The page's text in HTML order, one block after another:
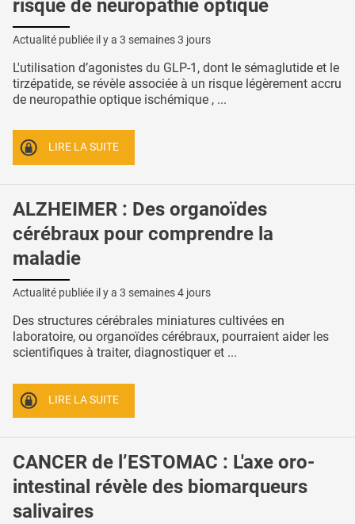
risque de neuropathie optique
Actualité publiée il y a 3 semaines 3 jours
L'utilisation d’agonistes du GLP-1, dont le sémaglutide et le
tirzépatide, se révèle associée à un risque légèrement accru
de neuropathie optique ischémique , ...
LIRE LA SUITE
ALZHEIMER : Des organoïdes
cérébraux pour comprendre la
maladie
Actualité publiée il y a 3 semaines 4 jours
Des structures cérébrales miniatures cultivées en
laboratoire, ou organoïdes cérébraux, pourraient aider les
scientifiques à traiter, diagnostiquer et ...
LIRE LA SUITE
CANCER de l’ESTOMAC : L'axe oro-
intestinal révèle des biomarqueurs
salivaires